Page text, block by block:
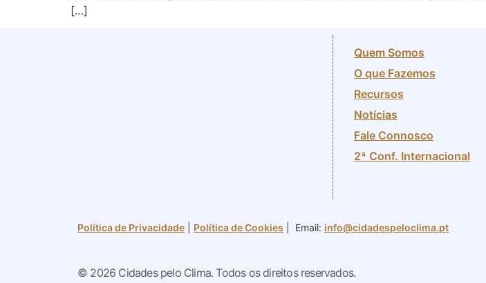
[…]
Quem Somos
O que Fazemos
Recursos
Notícias
Fale Connosco
2ª Conf. Internacional
Política de Privacidade Política de Cookies | Email: info@cidadespeloclima.pt
© 2026 Cidades pelo Clima. Todos os direitos reservados.